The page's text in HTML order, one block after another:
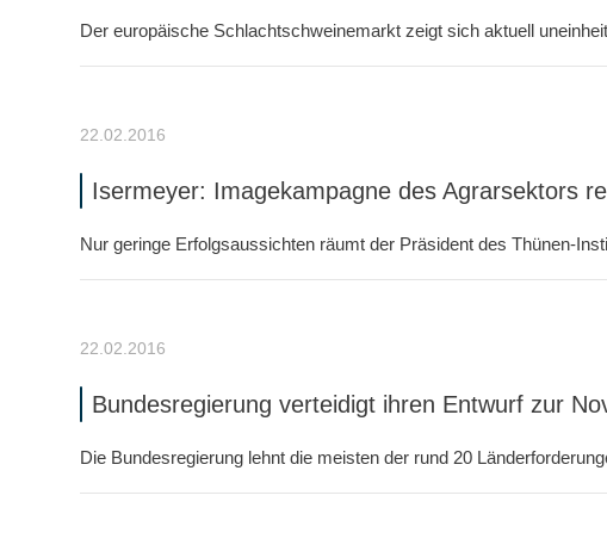
Der europäische Schlachtschweinemarkt zeigt sich aktuell
22.02.2016
Isermeyer: Imagekampagne des Agrarsektors
Nur geringe Erfolgsaussichten räumt der Präsident des Thünen-
22.02.2016
Bundesregierung verteidigt ihren Entwurf zur
Die Bundesregierung lehnt die meisten der rund 20